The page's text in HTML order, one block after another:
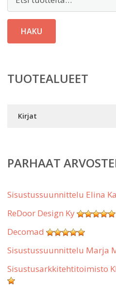
HAKU
TUOTEALUEET
Kirjat
PARHAAT
Sisustussuunnittelu Elina
ReDoor Design Ky
Decomad
Sisustussuunnittelu Marja
Sisustusarkkitehtitoimisto